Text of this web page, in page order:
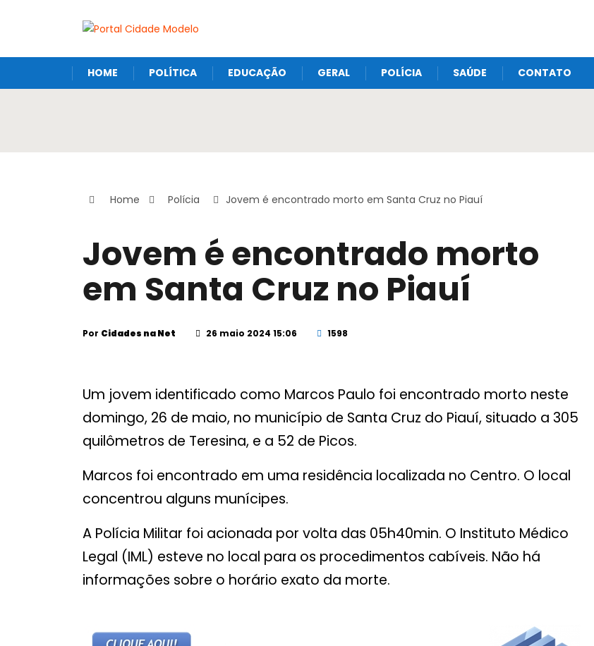
HOME POLÍTICA EDUCAÇÃO GERAL POLÍCIA SAÚDE CONTATO
Home Polícia Jovem é encontrado morto em Santa Cruz no Piauí
Jovem é encontrado morto
em Santa Cruz no Piauí
Por Cidades na Net 26 maio 2024 15:06 1598
Um jovem identificado como Marcos Paulo foi encontrado morto neste
domingo, 26 de maio, no município de Santa Cruz do Piauí, situado a 305
quilômetros de Teresina, e a 52 de Picos.
Marcos foi encontrado em uma residência localizada no Centro. O local
concentrou alguns munícipes.
A Polícia Militar foi acionada por volta das 05h40min. O Instituto Médico
Legal (IML) esteve no local para os procedimentos cabíveis. Não há
informações sobre o horário exato da morte.